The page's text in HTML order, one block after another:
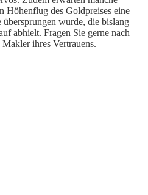
Höhenflug des Goldpreises eine
wurde, die bislang
abhielt. Fragen Sie gerne nach
ihres Vertrauens.